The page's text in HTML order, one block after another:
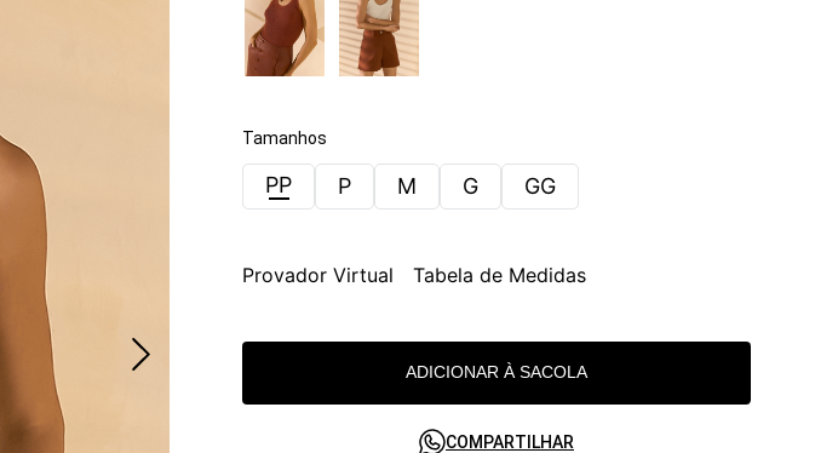
Tamanhos
PP P M G GG
Provador Virtual Tabela de Medidas
ADICIONAR À SACOLA
COMPARTILHAR